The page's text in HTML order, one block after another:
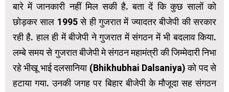
बारे में जानकारी नहीं मिल सकी है. बता दें कि कुछ सालों को
छोड़कर साल 1995 से ही गुजरात में ज्यादतर बीजेपी की सरकार
रही है. हाल ही में बीजेपी ने गुजरात में संगठन में भी बदलाव किया.
लम्बे समय से गुजरात बीजेपी मे संगठन महामंत्री की जिम्मेदारी निभा
रहे भीखू भाई दलसानिया (Bhikhubhai Dalsaniya) को पद से
हटाया गया. उनकी जगह पर बिहार बीजेपी के मौजूदा सह संगठन